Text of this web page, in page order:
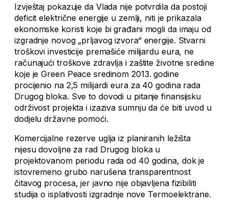
Izvještaj pokazuje da Vlada nije potvrdila da postoji
deficit električne energije u zemlji, niti je prikazala
ekonomske koristi koje bi građani mogli da imaju od
izgradnje novog „prljavog izvora“ energije. Stvarni
troškovi investicije premašiće milijardu eura, ne
računajući troškove zdravlja i zaštite životne sredine
koje je Green Peace sredinom 2013. godine
procijenio na 2,5 milijardi eura za 40 godina rada
Drugog bloka. Sve to dovodi u pitanje finansijsku
održivost projekta i izaziva sumnju da će biti uvod u
dodjelu državne pomoći.
Komercijalne rezerve uglja iz planiranih ležišta
nijesu dovoljne za rad Drugog bloka u
projektovanom periodu rada od 40 godina, dok je
istovremeno grubo narušena transparentnost
čitavog procesa, jer javno nije objavljena fizibiliti
studija o isplativosti izgradnje nove Termoelektrane.